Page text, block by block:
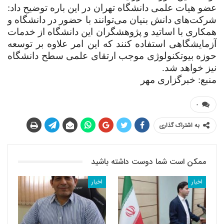
عضو هیات علمی دانشگاه تهران در این باره توضیح داد:
شرکت‌های دانش بنیان می‌توانند با حضور در دانشگاه و
همکاری با اساتید و پژوهشگران این دانشگاه از خدمات
آزمایشگاهی استفاده کنند که این امر علاوه بر توسعه
حوزه بیوتکنولوژی موجب ارتقای علمی سطح دانشگاه
نیز خواهد شد.
منبع: خبرگزاری مهر
۰
به اشتراک گذاری
ممکن است شما دوست داشته باشید
اخبار اخبار